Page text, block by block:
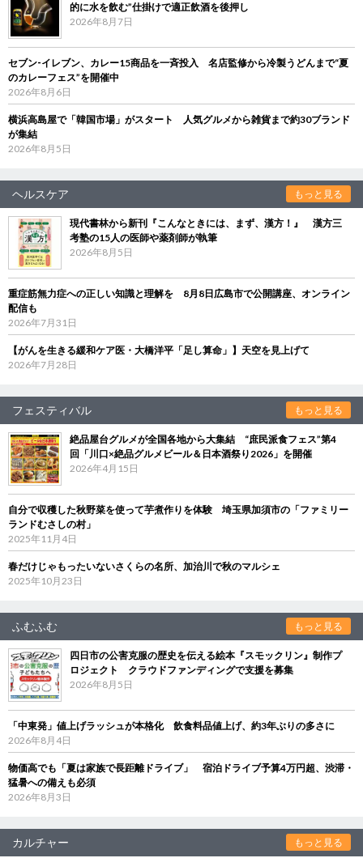
的に水を飲む”仕掛けで適正飲酒を後押し
2026年8月7日
セブン‐イレブン、カレー15商品を一斉投入 名店監修から冷製うどんまで“夏
のカレーフェス”を開催中
2026年8月6日
横浜高島屋で「韓国市場」がスタート 人気グルメから雑貨まで約30ブランド
が集結
2026年8月5日
ヘルスケア もっと見る
現代書林から新刊『こんなときには、まず、漢方！』 漢方三
考塾の15人の医師や薬剤師が執筆
2026年8月5日
重症筋無力症への正しい知識と理解を 8月8日広島市で公開講座、オンライン
配信も
2026年7月31日
【がんを生きる緩和ケア医・大橋洋平「足し算命」】天空を見上げて
2026年7月28日
フェスティバル もっと見る
絶品屋台グルメが全国各地から大集結 “庶民派食フェス”第4
回「川口×絶品グルメビール＆日本酒祭り2026」を開催
2026年4月15日
自分で収穫した秋野菜を使って芋煮作りを体験 埼玉県加須市の「ファミリー
ランドむさしの村」
2025年11月4日
春だけじゃもったいないさくらの名所、加治川で秋のマルシェ
2025年10月23日
ふむふむ もっと見る
四日市の公害克服の歴史を伝える絵本『スモックリン』制作プ
ロジェクト クラウドファンディングで支援を募集
2026年8月5日
「中東発」値上げラッシュが本格化 飲食料品値上げ、約3年ぶりの多さに
2026年8月4日
物価高でも「夏は家族で長距離ドライブ」 宿泊ドライブ予算4万円超、渋滞・
猛暑への備えも必須
2026年8月3日
カルチャー もっと見る